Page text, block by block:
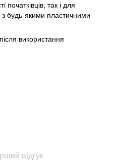
початківців, так і для
будь-якими пластичними
використання
відгук